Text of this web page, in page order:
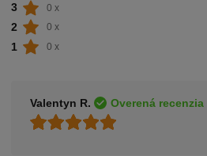
3 0 x
2 0 x
1 0 x
Valentyn R. Overená recenzia